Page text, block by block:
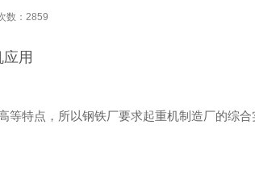
数：2859
特点，所以钢铁厂要求起重机制造厂的综合